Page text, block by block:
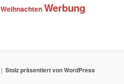
Weihnachten Werbung
Stolz präsentiert von WordPress